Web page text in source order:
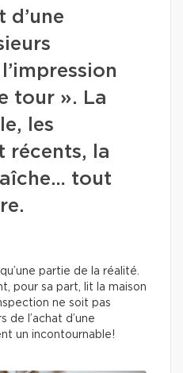
d’une
tour ». La
les
récents, la
tout
partie de la réalité.
pour sa part, lit la maison
ne soit pas
de l’achat d’une
un incontournable!